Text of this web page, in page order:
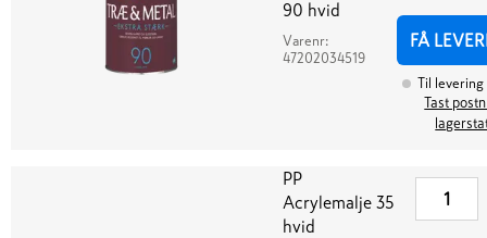
90 hvid
Varenr:
47202034519
FÅ
Til levering
Tast
PP
Acrylemalje 35
hvid